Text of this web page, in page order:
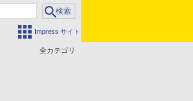
Impress サイト
全カテゴリ